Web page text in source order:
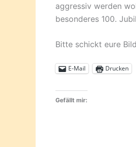
aggressiv werden
besonderes 100.
Bitte schickt eure
E-Mail Drucken
Gefällt mir: